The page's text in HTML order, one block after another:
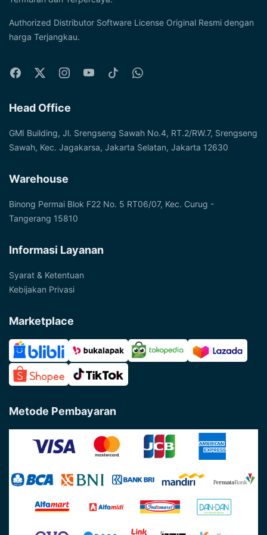
Authorized Distributor Software License Original Resmi dengan
harga Terjangkau.
Head Office
GMI Building, Jl. Srengseng Sawah No.4, RT.2/RW.7, Srengseng
Sawah, Kec. Jagakarsa, Jakarta Selatan, Jakarta 12630
Warehouse
Binong Permai Blok F22 No. 5 RT06/07, Kec. Curug -
Tangerang 15810
Informasi Layanan
Syarat & Ketentuan
Kebijakan Privasi
Marketplace
Metode Pembayaran